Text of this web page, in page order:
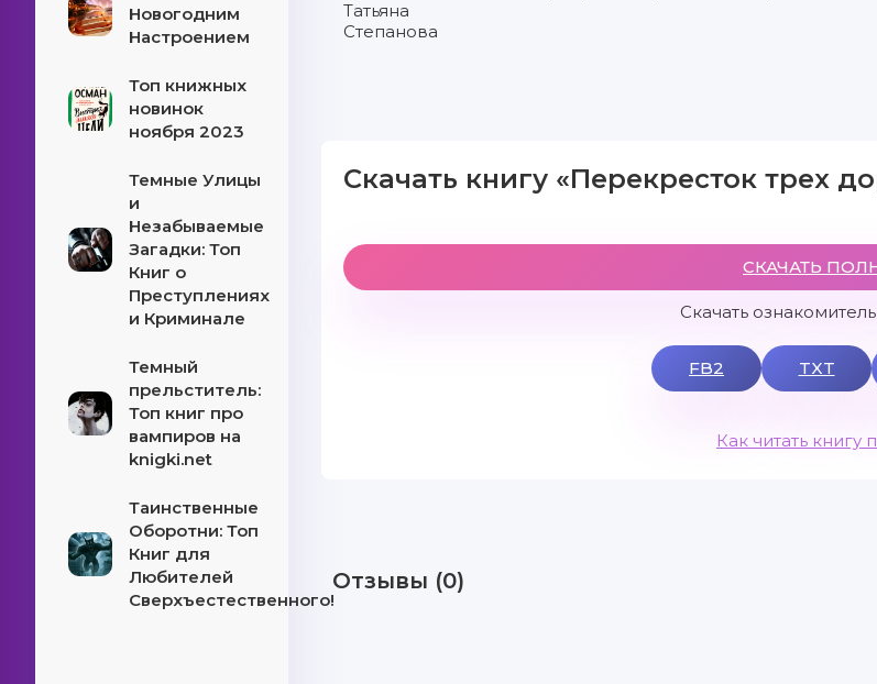
Новогодним
Настроением
Топ книжных
новинок
ноября 2023
Темные Улицы
и
Незабываемые
Загадки: Топ
Книг о
Преступлениях
и Криминале
Темный
прельститель:
Топ книг про
вампиров на
knigki.net
Таинственные
Оборотни: Топ
Книг для
Любителей
Сверхъестественного!
Татьяна
Степанова
Скачать книгу «Перекресток трех
СКАЧАТЬ
Скачать
FB2 TXT
Как читать книгу
Отзывы (0)